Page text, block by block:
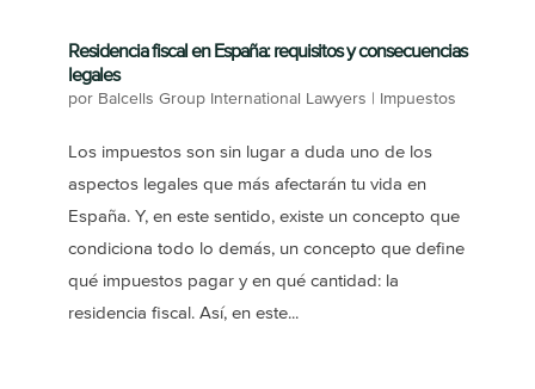
Residencia fiscal en España: requisitos y consecuencias
legales
por Balcells Group International Lawyers Impuestos
Los impuestos son sin lugar a duda uno de los
aspectos legales que más afectarán tu vida en
España. Y, en este sentido, existe un concepto que
condiciona todo lo demás, un concepto que define
qué impuestos pagar y en qué cantidad: la
residencia fiscal. Así, en este...